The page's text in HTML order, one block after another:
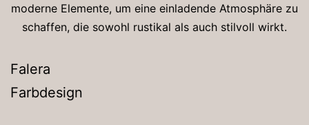
moderne Elemente, um eine einladende Atmosphäre zu
schaffen, die sowohl rustikal als auch stilvoll wirkt.
Falera
Farbdesign